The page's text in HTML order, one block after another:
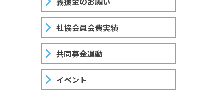
社協会員会費実績
共同募金運動
イベント